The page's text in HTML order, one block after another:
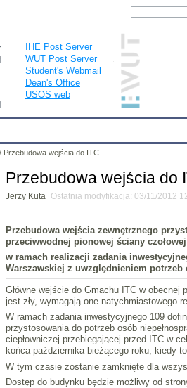
IHE Post Server
WUT Post Server
Student's Webmail
Dean's Office
USOS web
/ Przebudowa wejścia do ITC
Przebudowa wejścia do
Jerzy Kuta Ostatnia modyfikacja: 03/11/2012
Przebudowa wejścia zewnętrznego
przeciwwodnej pionowej ściany
w ramach realizacji zadania
Warszawskiej z uwzględnieniem
Główne wejście do Gmachu ITC w
jest zły, wymagają one natychmiastowego
W ramach zadania inwestycyjnego 109
przystosowania do potrzeb osób
ciepłowniczej przebiegającej przed ITC w
końca października bieżącego roku, kiedy
W tym czasie zostanie zamknięte dla
Dostęp do budynku będzie możliwy od